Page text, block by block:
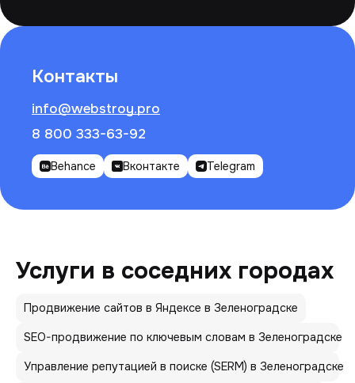
Контакты
info@webstroy.pro
8 800 333-63-92
Behance Вконтакте Telegram
Услуги в соседних городах
Продвижение сайтов в Яндексе в Зеленоградске
SEO-продвижение по ключевым словам в Зеленоградске
Управление репутацией в поиске (SERM) в Зеленоградске